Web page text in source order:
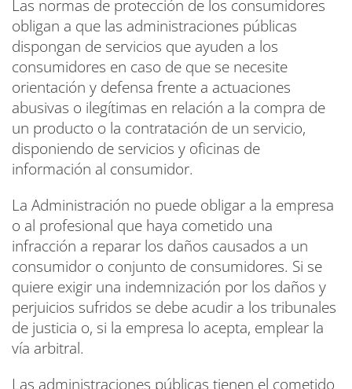
Las normas de protección de los consumidores
obligan a que las administraciones públicas
dispongan de servicios que ayuden a los
consumidores en caso de que se necesite
orientación y defensa frente a actuaciones
abusivas o ilegítimas en relación a la compra de
un producto o la contratación de un servicio,
disponiendo de servicios y oficinas de
información al consumidor.
La Administración no puede obligar a la empresa
o al profesional que haya cometido una
infracción a reparar los daños causados a un
consumidor o conjunto de consumidores. Si se
quiere exigir una indemnización por los daños y
perjuicios sufridos se debe acudir a los tribunales
de justicia o, si la empresa lo acepta, emplear la
vía arbitral.
Las administraciones públicas tienen el cometido